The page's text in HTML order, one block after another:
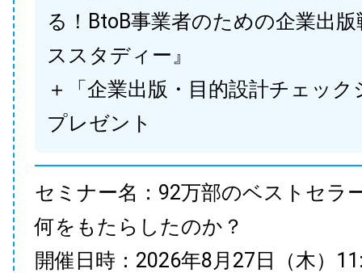
る！BtoB事業者のための企業出
ススタディー』
＋「企業出版・目的設計チェック
プレゼント
セミナー名：92万部のベストセラ
何をもたらしたのか？
開催日時：2026年8月27日（木）